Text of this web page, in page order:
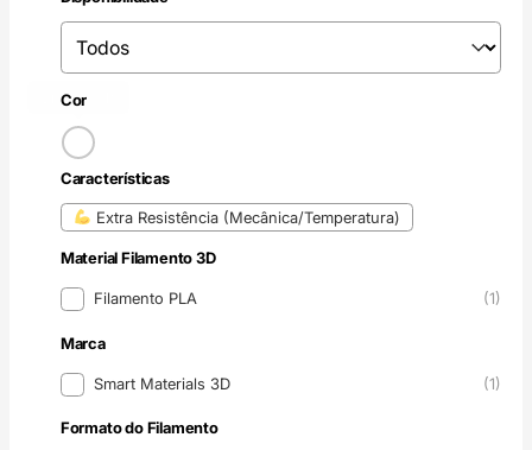
Disponibilidade
Disponibilidade
Cor
Cor
Branco
Características
Características
Extra Resistência (Mecânica/Temperatura)
Material Filamento 3D
Material Filamento 3D
Filamento PLA (1)
Marca
MarcaSmart Materials 3D (1)
Formato do Filamento